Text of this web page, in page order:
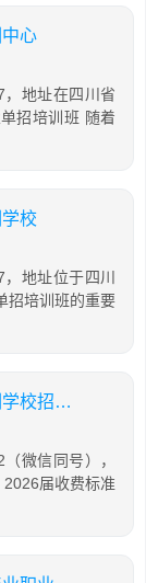
心
地址在四川省
招培训班 随着
校
地址位于四川
招培训班的重要
四川成都职业单招培训班，成都单招培训学校招生名额
微信同号），
届收费标准